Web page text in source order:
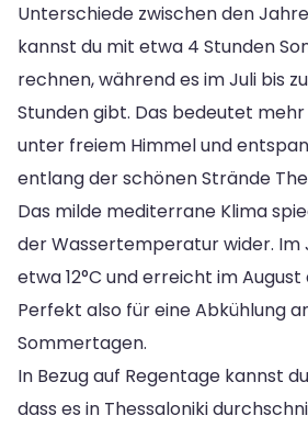
Unterschiede zwischen den
kannst du mit etwa 4 Stunden
rechnen, während es im Juli bis
Stunden gibt. Das bedeutet
unter freiem Himmel und
entlang der schönen Strände
Das milde mediterrane Klima
der Wassertemperatur wider. Im
etwa 12°C und erreicht im August
Perfekt also für eine Abkühlung
Sommertagen.
In Bezug auf Regentage kannst
dass es in Thessaloniki